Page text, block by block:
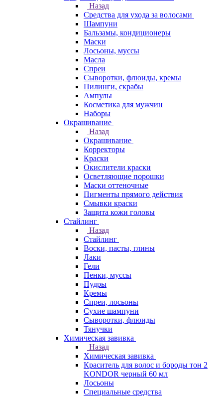
Назад
Средства для ухода за волосами
Шампуни
Бальзамы, кондиционеры
Маски
Лосьоны, муссы
Масла
Спреи
Сыворотки, флюиды, кремы
Пилинги, скрабы
Ампулы
Косметика для мужчин
Наборы
Окрашивание
Назад
Окрашивание
Корректоры
Краски
Окислители краски
Осветляющие порошки
Маски оттеночные
Пигменты прямого действия
Смывки краски
Защита кожи головы
Стайлинг
Назад
Стайлинг
Воски, пасты, глины
Лаки
Гели
Пенки, муссы
Пудры
Кремы
Спреи, лосьоны
Сухие шампуни
Сыворотки, флюиды
Тянучки
Химическая завивка
Назад
Химическая завивка
Краситель для волос и бороды тон 2
KONDOR черный 60 мл
Лосьоны
Специальные средства